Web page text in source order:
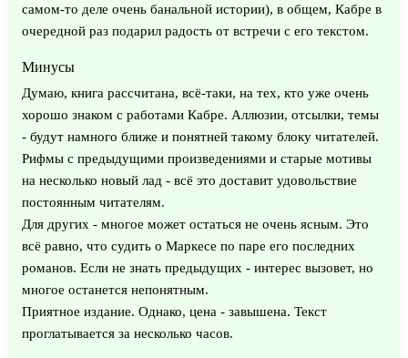
самом-то деле очень банальной истории), в общем, Кабре в
очередной раз подарил радость от встречи с его текстом.
Минусы
Думаю, книга рассчитана, всё-таки, на тех, кто уже очень
хорошо знаком с работами Кабре. Аллюзии, отсылки, темы
- будут намного ближе и понятней такому блоку читателей.
Рифмы с предыдущими произведениями и старые мотивы
на несколько новый лад - всё это доставит удовольствие
постоянным читателям.
Для других - многое может остаться не очень ясным. Это
всё равно, что судить о Маркесе по паре его последних
романов. Если не знать предыдущих - интерес вызовет, но
многое останется непонятным.
Приятное издание. Однако, цена - завышена. Текст
проглатывается за несколько часов.